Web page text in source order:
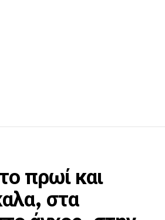
πρωί και
στα